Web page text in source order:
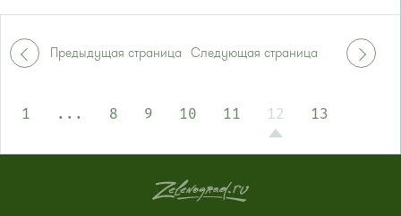
Маршрутка № 460м
или до остановки
Автобусы № 14, 16, 20, 400т, 28.
Предыдущая страница Следующая страница
1 ... 8 9 10 11 12 13